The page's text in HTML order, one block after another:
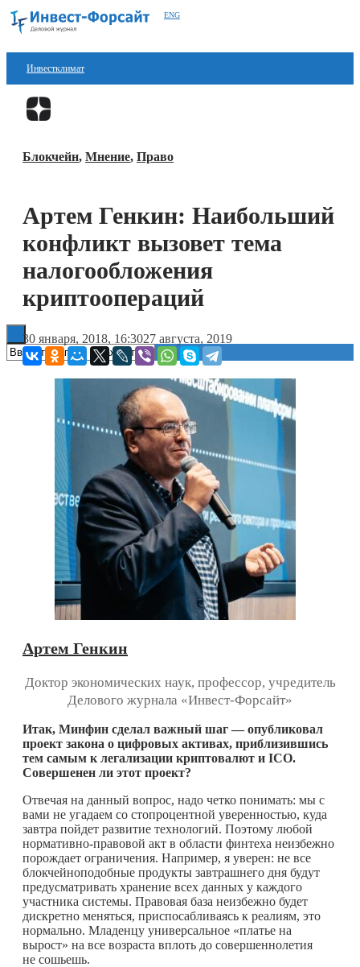
ENG
Инвестклимат
Финансы
Блокчейн
Технологии
Книги
Блокчейн, Мнение, Право
Артем Генкин: Наибольший
конфликт вызовет тема
налогообложения
криптоопераций
30 января, 2018, 16:3027 августа, 2019
Артем Генкин
Доктор экономических наук, профессор, учредитель
Делового журнала «Инвест-Форсайт»
Итак, Минфин сделал важный шаг — опубликовал
проект закона о цифровых активах, приблизившись
тем самым к легализации криптовалют и ICO.
Совершенен ли этот проект?
Отвечая на данный вопрос, надо четко понимать: мы с
вами не угадаем со стопроцентной уверенностью, куда
завтра пойдет развитие технологий. Поэтому любой
нормативно-правовой акт в области финтеха неизбежно
порождает ограничения. Например, я уверен: не все
блокчейноподобные продукты завтрашнего дня будут
предусматривать хранение всех данных у каждого
участника системы. Правовая база неизбежно будет
дискретно меняться, приспосабливаясь к реалиям, это
нормально. Младенцу универсальное «платье на
вырост» на все возраста вплоть до совершеннолетия
не сошьешь.